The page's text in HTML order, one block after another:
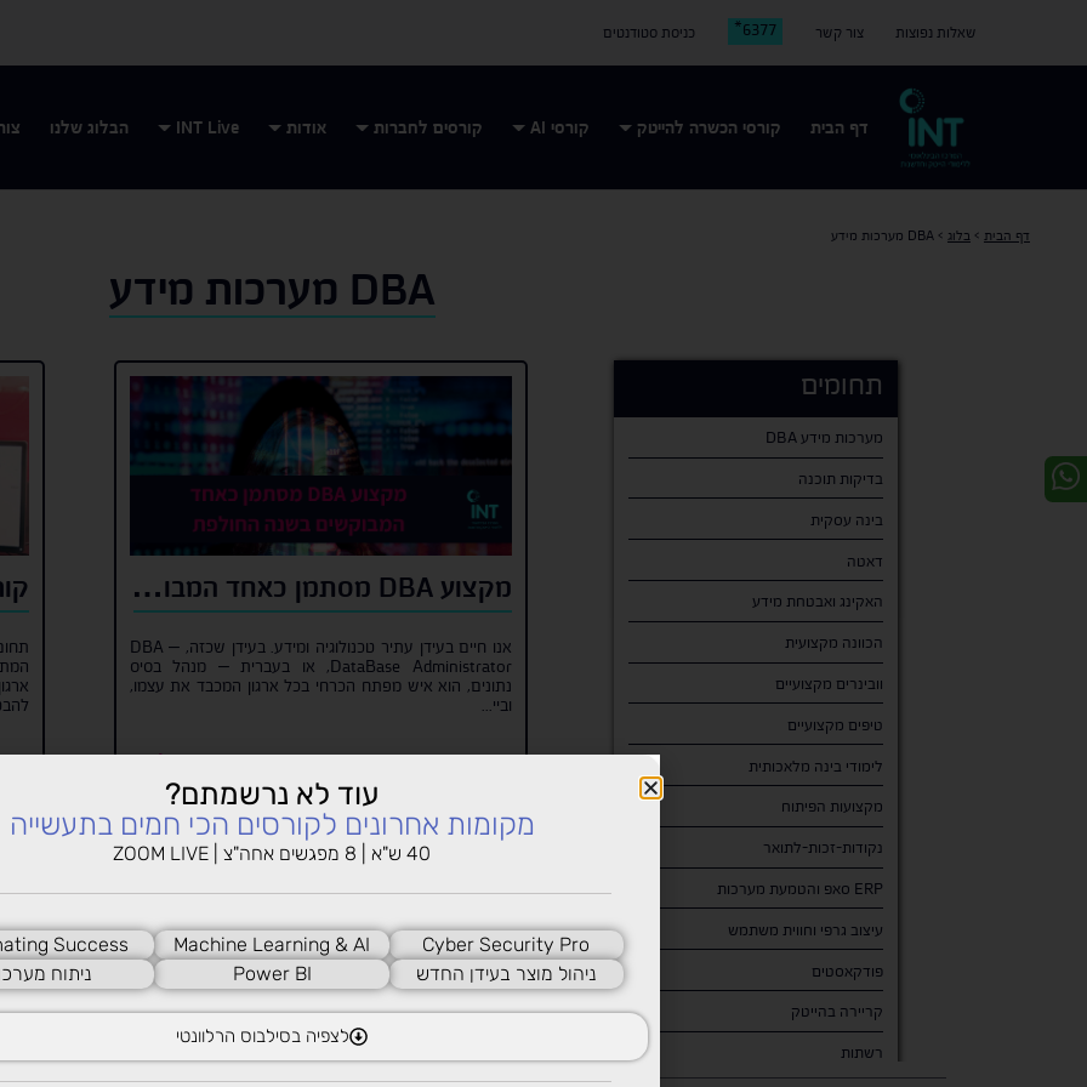
שאלות נפוצות צור קשר 6377* כניסת סטודנטים
דף הבית קורסי הכשרה להייטק קורסי AI קורסים לחברות אודות INT Live הבלוג שלנו
דף הבית >בלוג >DBA מערכות מידע
DBA מערכות מידע
תחומים
DBA מערכות מידע
בדיקות תוכנה
בינה עסקית
דאטה
האקינג ואבטחת מידע
הכוונה מקצועית
וובינרים מקצועיים
טיפים מקצועיים
לימודי בינה מלאכותית
מקצועות הפיתוח
נקודות-זכות-לתואר
סאפ והטמעת מערכות ERP
עיצוב גרפי וחווית משתמש
פודקאסטים
קריירה בהייטק
רשתות
מקצוע DBA מסתמן כאחד המבוקשים בשנה החולפת
אנו חיים בעידן עתיר טכנולוגיה ומידע. בעידן שכזה, DBA –
DataBase Administrator, או בעברית – מנהל בסיס
נתונים, הוא איש מפתח הכרחי בכל ארגון המכבד את עצמו,
וביי...
לכתבה המלאה
עוד לא נרשמתם?
מקומות אחרונים לקורסים הכי חמים בתעשייה
40 ש"א | 8 מפגשים אחה"צ | ZOOM LIVE
Cyber Security Pro
Machine Learning & AI
Success
ניהול מוצר בעידן החדש
Power BI ניתוח
לצפיה בסילבוס הרלוונטי